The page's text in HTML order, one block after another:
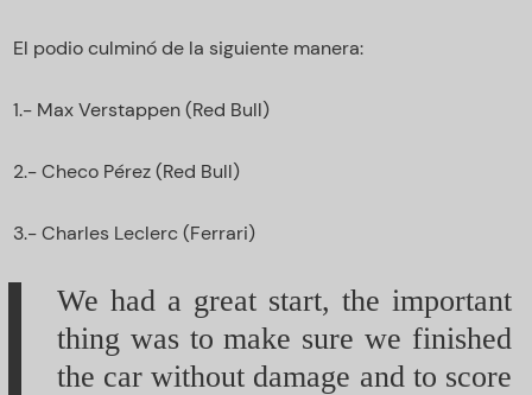
El podio culminó de la siguiente manera:
1.- Max Verstappen (Red Bull)
2.- Checo Pérez (Red Bull)
3.- Charles Leclerc (Ferrari)
We had a great start, the important
thing was to make sure we finished
the car without damage and to score